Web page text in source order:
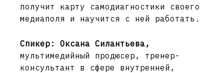
получит карту самодиагностики своего
медиаполя и научится с ней работать.
Спикер: Оксана Силантьева,
мультимедийный продюсер, тренер-
консультант в сфере внутренней,